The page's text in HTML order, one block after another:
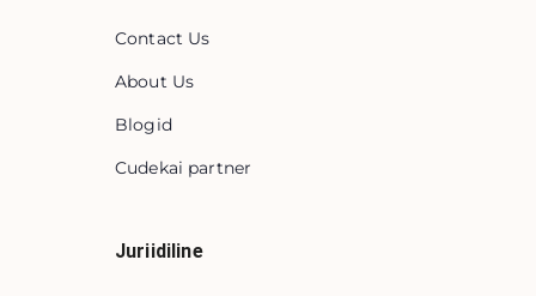
Contact Us
About Us
Blogid
Cudekai partner
Juriidiline